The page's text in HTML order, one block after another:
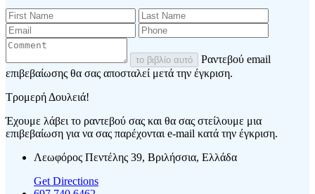
το βιβλίο αυτό
Ραντεβού email
επιβεβαίωσης θα σας αποσταλεί μετά την έγκριση.
Τρομερή Δουλειά!
Έχουμε λάβει το ραντεβού σας και θα σας στείλουμε μια
επιβεβαίωση για να σας παρέχονται e-mail κατά την έγκριση.
Λεωφόρος Πεντέλης 39, Βριλήσσια, Ελλάδα
Get Directions